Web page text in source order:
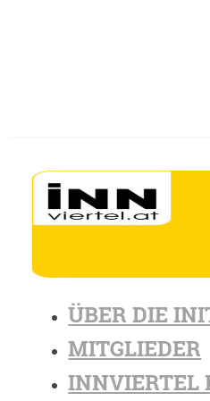
ÜBER DIE
MITGLIEDER
INNVIERTEL